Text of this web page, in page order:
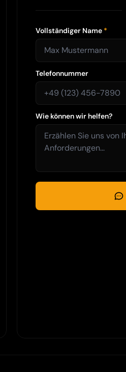
Vollständiger Name *
Telefonnummer
Wie können wir helfen?